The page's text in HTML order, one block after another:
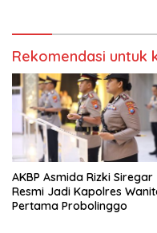
Rekomendasi untuk
AKBP Asmida Rizki Siregar
Resmi Jadi Kapolres
Pertama Probolinggo